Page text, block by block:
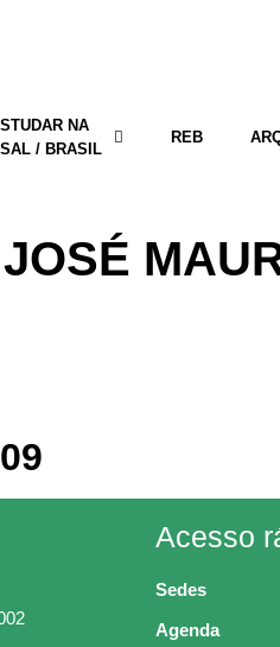
NA
/ BRASIL
REB
Acesso
Sedes
Agenda